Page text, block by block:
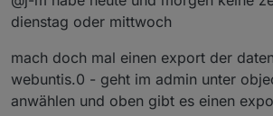
function tabelleFinish() {
// tabelle
switch
       case 1:    break;
Übertreibung Wochen gebraucht
dein Script so anzupassen wie es jetzt
gegoogelt probiert gelöscht von vorn
wenn kein Fehler bei meiner
Was ich damit sagen will, ich habe
das umsetzen kann.
dienstag oder mittwoch
mach doch mal einen export der
webuntis.0 - geht im admin unter
anwählen und oben gibt es einen